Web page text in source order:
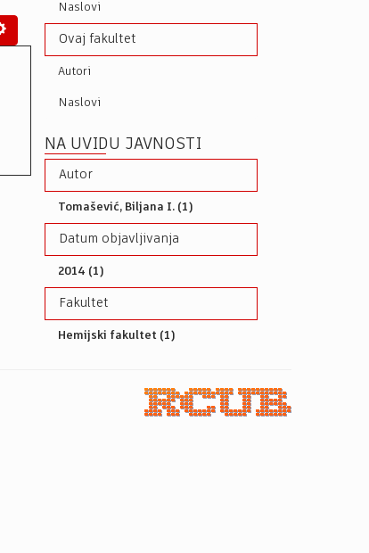
Naslovi
Ovaj fakultet
Autori
Naslovi
NA UVIDU JAVNOSTI
Autor
Tomašević, Biljana I. (1)
Datum objavljivanja
2014 (1)
Fakultet
Hemijski fakultet (1)